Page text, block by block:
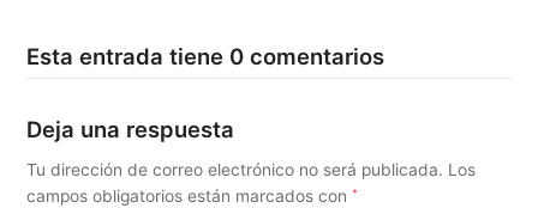
Esta entrada tiene 0 comentarios
Deja una respuesta
Tu dirección de correo electrónico no será publicada. Los
campos obligatorios están marcados con*